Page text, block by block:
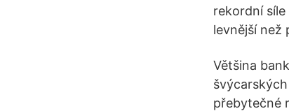
rekordní
levnější než
Většina
přebytečné